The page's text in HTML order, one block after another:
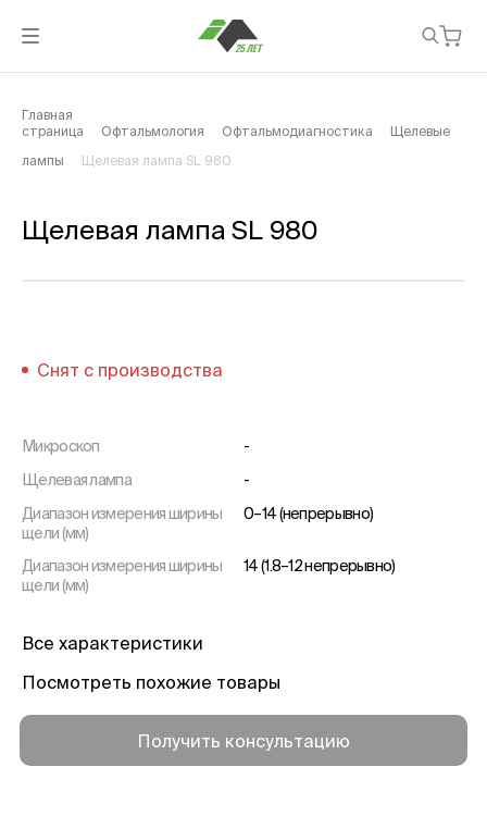
Главная
страница
Офтальмология Офтальмодиагностика Щелевые
лампы Щелевая лампа SL 980
Щелевая лампа SL 980
Снят с производства
Микроскоп
-
Щелевая лампа
-
Диапазон измерения ширины
щели (мм)
0–14 (непрерывно)
Диапазон измерения ширины
щели (мм)
14 (1.8–12 непрерывно)
Фильтры
Диапазон вращения щелевой
Все характеристики
Посмотреть похожие товары
Получить консультацию